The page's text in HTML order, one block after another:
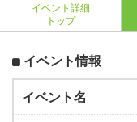
イベント詳細
トップ
イベント情報
イベント名